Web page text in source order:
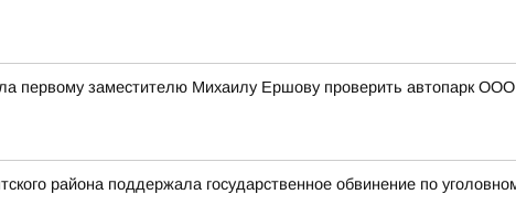
первому заместителю Михаилу Ершову проверить автопарк
района поддержала государственное обвинение по